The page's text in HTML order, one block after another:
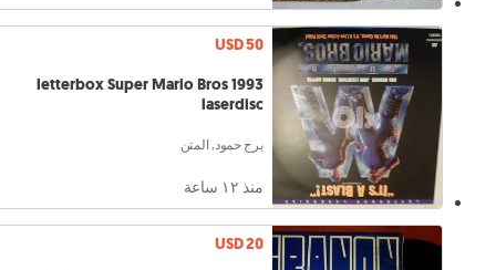
USD 50
1993 letterbox Super Mario Bros
laserdisc
برج حمود, المتن
منذ ١٢ ساعة
USD 20